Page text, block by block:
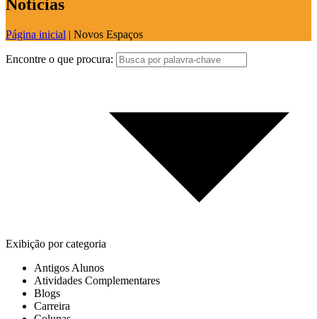
Notícias
Página inicial | Novos Espaços
Encontre o que procura:
Exibição por categoria
Antigos Alunos
Atividades Complementares
Blogs
Carreira